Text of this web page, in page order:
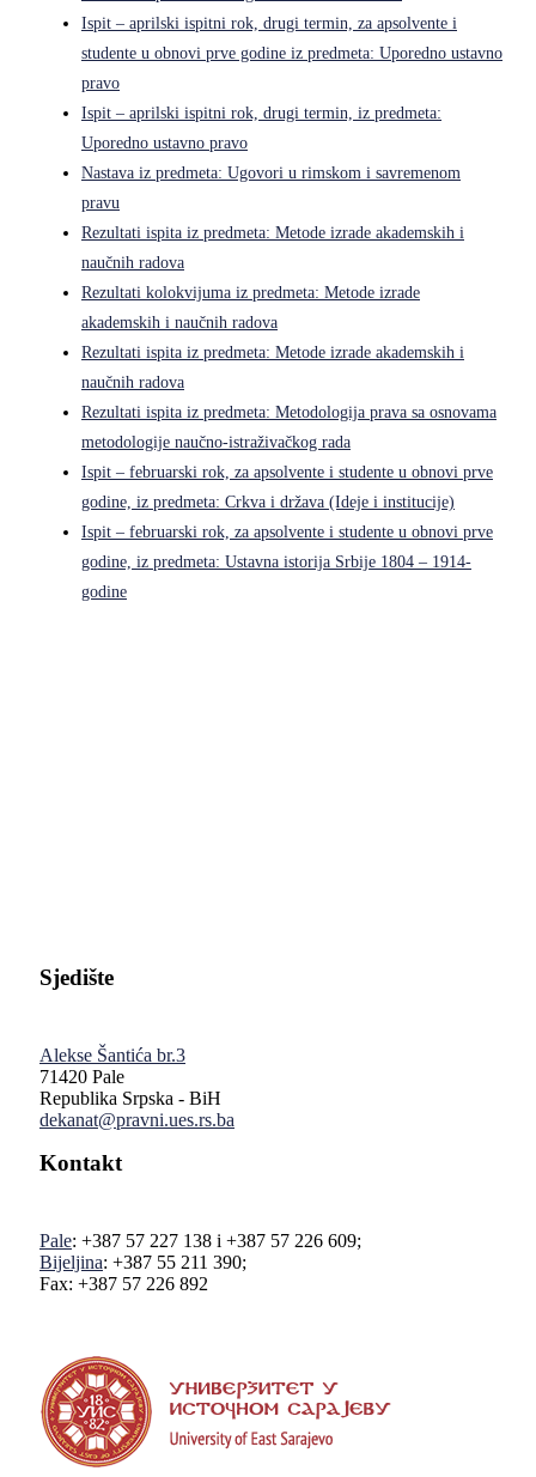
Ispit – aprilski ispitni rok, drugi termin, za apsolvente i
studente u obnovi prve godine iz predmeta: Uporedno ustavno
pravo
Ispit – aprilski ispitni rok, drugi termin, iz predmeta:
Uporedno ustavno pravo
Nastava iz predmeta: Ugovori u rimskom i savremenom
pravu
Rezultati ispita iz predmeta: Metode izrade akademskih i
naučnih radova
Rezultati kolokvijuma iz predmeta: Metode izrade
akademskih i naučnih radova
Rezultati ispita iz predmeta: Metode izrade akademskih i
naučnih radova
Rezultati ispita iz predmeta: Metodologija prava sa osnovama
metodologije naučno-istraživačkog rada
Ispit – februarski rok, za apsolvente i studente u obnovi prve
godine, iz predmeta: Crkva i država (Ideje i institucije)
Ispit – februarski rok, za apsolvente i studente u obnovi prve
godine, iz predmeta: Ustavna istorija Srbije 1804 – 1914-
godine
Sjedište
Alekse Šantića br.3
71420 Pale
Republika Srpska - BiH
dekanat@pravni.ues.rs.ba
Kontakt
Pale: +387 57 227 138 i +387 57 226 609;
Bijeljina: +387 55 211 390;
Fax: +387 57 226 892